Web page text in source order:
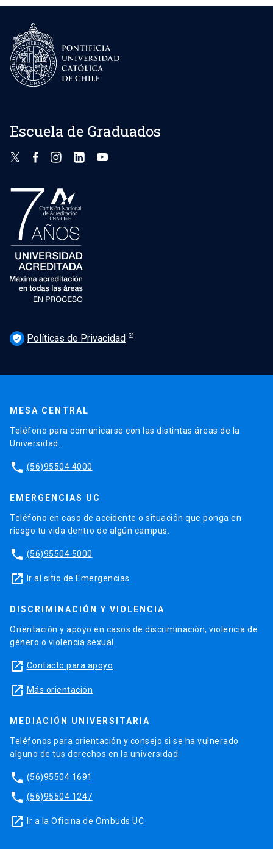
Escuela de Graduados
verified_user Políticas de Privacidad
MESA CENTRAL
Teléfono para comunicarse con las distintas áreas de la
Universidad.
phone (56)95504 4000
EMERGENCIAS UC
Teléfono en caso de accidente o situación que ponga en
riesgo tu vida dentro de algún campus.
phone (56)95504 5000
launch Ir al sitio de Emergencias
DISCRIMINACIÓN Y VIOLENCIA
Orientación y apoyo en casos de discriminación, violencia de
género o violencia sexual.
launch Contacto para apoyo
launch Más orientación
MEDIACIÓN UNIVERSITARIA
Teléfonos para orientación y consejo si se ha vulnerado
alguno de tus derechos en la universidad.
phone (56)95504 1691
phone (56)95504 1247
launch Ir a la Oficina de Ombuds UC